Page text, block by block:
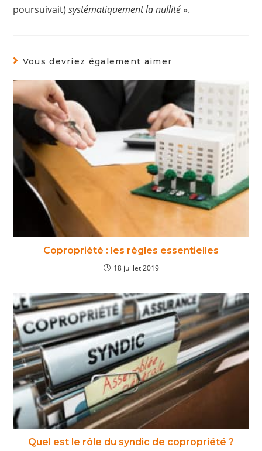
poursuivait)systématiquement la nullité».
Vous devriez également aimer
Copropriété : les règles essentielles
18 juillet 2019
Quel est le rôle du syndic de copropriété ?